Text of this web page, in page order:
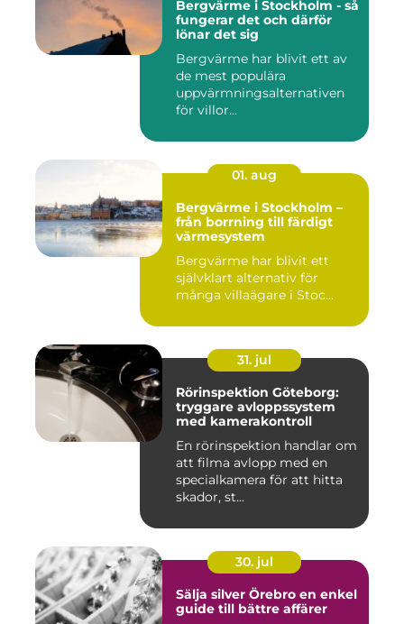
Bergvärme i Stockholm - så
fungerar det och därför
lönar det sig
Bergvärme har blivit ett av
de mest populära
uppvärmningsalternativen
för villor...
01. aug
Bergvärme i Stockholm –
från borrning till färdigt
värmesystem
Bergvärme har blivit ett
självklart alternativ för
många villaägare i Stoc...
31. jul
Rörinspektion Göteborg:
tryggare avloppssystem
med kamerakontroll
En rörinspektion handlar om
att filma avlopp med en
specialkamera för att hitta
skador, st...
30. jul
Sälja silver Örebro en enkel
guide till bättre affärer